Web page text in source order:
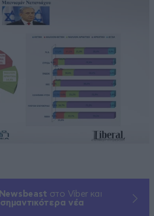
Newsbeast στο Viber και
σημαντικότερα νέα